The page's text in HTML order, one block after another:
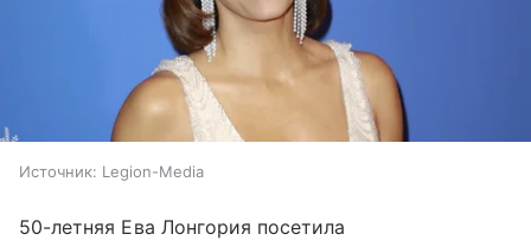
Источник: Legion-Media
50-летняя Ева Лонгория посетила